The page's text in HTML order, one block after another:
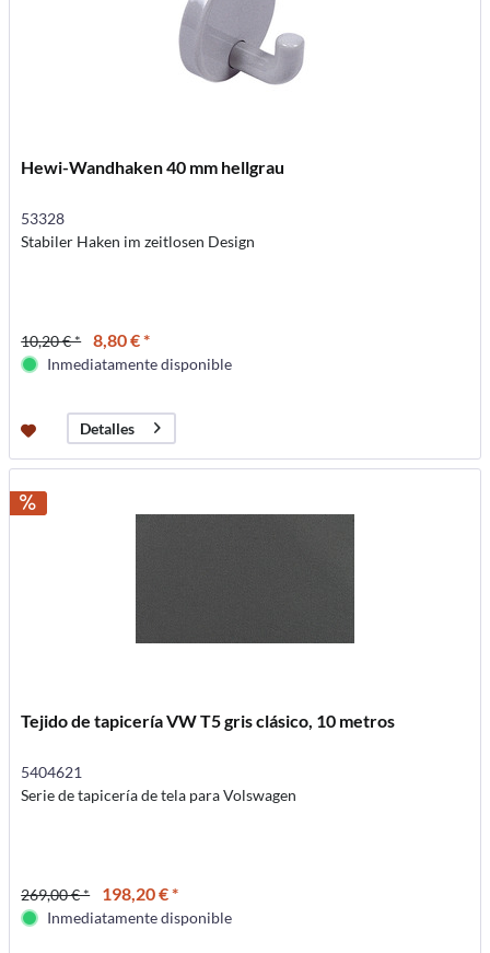
Hewi-Wandhaken 40 mm hellgrau
53328
Stabiler Haken im zeitlosen Design
10,20 € * 8,80 € *
Inmediatamente disponible
Detalles
Tejido de tapicería VW T5 gris clásico, 10 metros
5404621
Serie de tapicería de tela para Volswagen
269,00 € * 198,20 € *
Inmediatamente disponible